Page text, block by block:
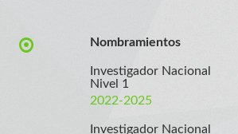
Nombramientos
Investigador Nacional
Nivel 1
2022-2025
Investigador Nacional